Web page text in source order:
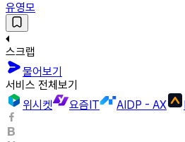
유영모
스크랩
물어보기
서비스 전체보기
위시켓
요즘IT AIDP - AX